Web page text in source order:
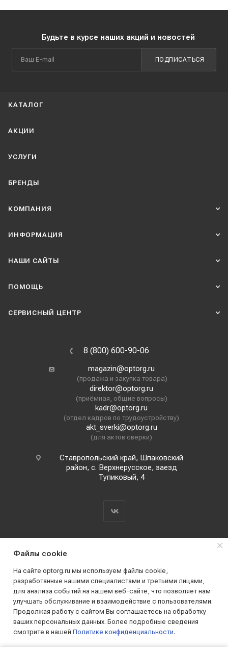
Будьте в курсе наших акций и новостей
ПОДПИСАТЬСЯ
КАТАЛОГ
АКЦИИ
УСЛУГИ
БРЕНДЫ
КОМПАНИЯ
ИНФОРМАЦИЯ
НАШИ CАЙТЫ
ПОМОЩЬ
СЕРВИСНЫЙ ЦЕНТР
8 (800) 600-90-06
magazin@optorg.ru
(продажа и закупка товара)
direktor@optorg.ru
(приёмная, общие вопросы)
kadr@optorg.ru
(отдел кадров по трудоустройству)
akt_sverki@optorg.ru
(для актов сверки)
Ставропольский край, Шпаковский
район, с. Верхнерусское, заезд
Тупиковый, 4
2019 - 2026 © АО КПК "Ставропольстройопторг"
Все права защищены
Файлы cookie
На сайте optorg.ru мы используем файлы cookie,
разработанные нашими специалистами и третьими лицами,
для анализа событий на нашем веб-сайте, что позволяет нам
улучшать обслуживание и взаимодействие с пользователями.
Продолжая работу с сайтом Вы соглашаетесь на обработку
ваших персональных данных. Более подробные сведения
смотрите в нашей Политике конфиденциальности.